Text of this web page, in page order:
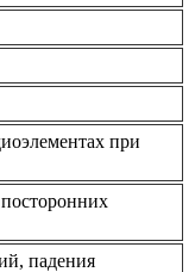
при
падения